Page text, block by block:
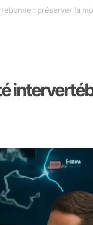
: préserver la